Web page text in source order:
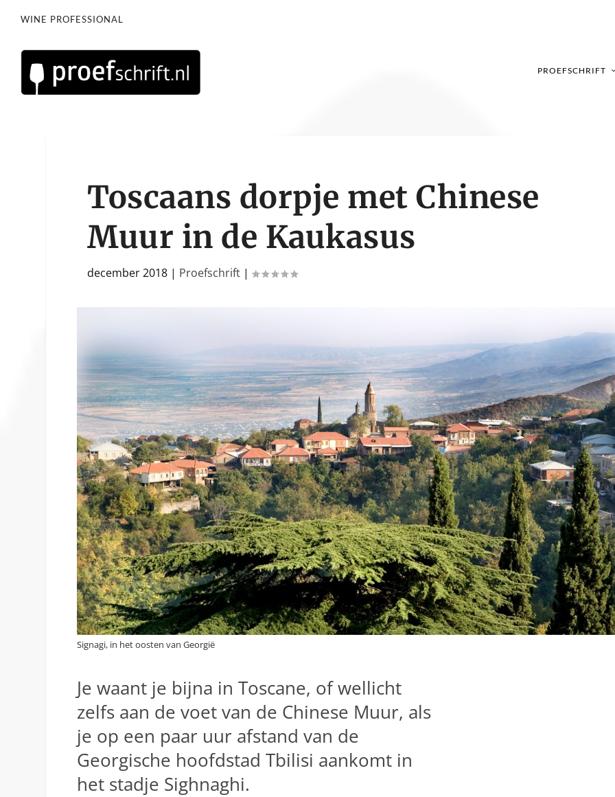
WINE PROFESSIONAL
PROEFSCHRIFT
Toscaans dorpje met Chinese
Muur in de Kaukasus
december 2018 | Proefschrift |
Signagi, in het oosten van Georgië
Je waant je bijna in Toscane, of wellicht
zelfs aan de voet van de Chinese Muur, als
je op een paar uur afstand van de
Georgische hoofdstad Tbilisi aankomt in
het stadje Sighnaghi.